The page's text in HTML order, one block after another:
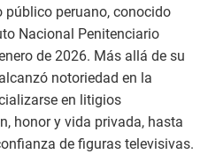
peruano, conocido
Nacional Penitenciario
de 2026. Más allá de su
notoriedad en la
en litigios
honor y vida privada, hasta
de figuras televisivas.